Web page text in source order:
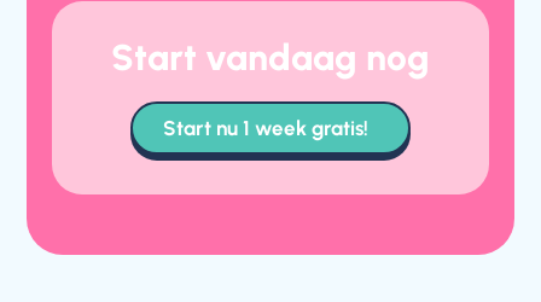
Start vandaag nog
Start nu 1 week gratis!